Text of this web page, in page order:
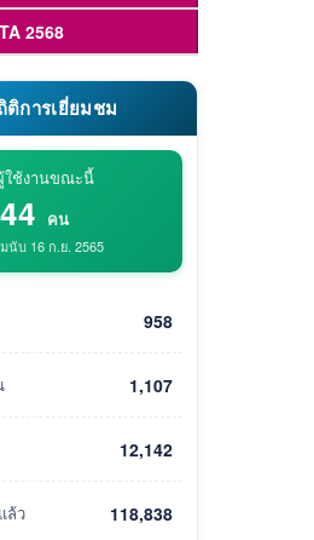
2568
ติการเยี่ยมชม
ใช้งานขณะนี้
44 คน
มนับ 16 ก.ย. 2565
958
1,107
12,142
ล้ว 118,838